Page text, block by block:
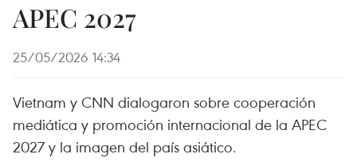
APEC 2027
25/05/2026 14:34
Vietnam y CNN dialogaron sobre cooperación
mediática y promoción internacional de la APEC
2027 y la imagen del país asiático.